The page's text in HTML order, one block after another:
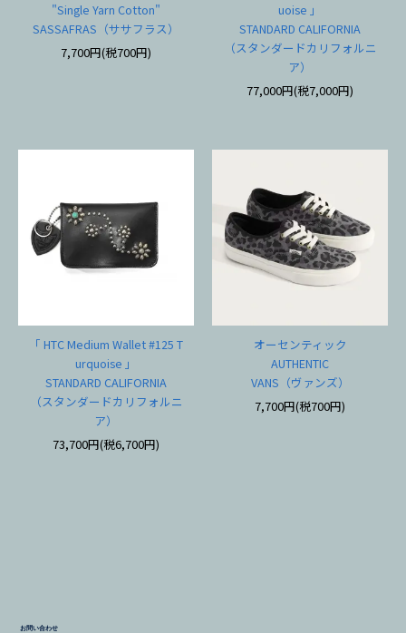
"Single Yarn Cotton"
SASSAFRAS（ササフラス）
7,700円(税700円)
uoise 」
STANDARD CALIFORNIA
（スタンダードカリフォルニ
ア）
77,000円(税7,000円)
「 HTC Medium Wallet #125 T
urquoise 」
STANDARD CALIFORNIA
（スタンダードカリフォルニ
ア）
73,700円(税6,700円)
オーセンティック
AUTHENTIC
VANS（ヴァンズ）
7,700円(税700円)
お問い合わせ